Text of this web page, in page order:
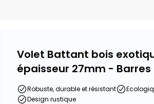
Volet Battant bois
épaisseur 27mm - Barres
Robuste, durable et résistant
Design rustique